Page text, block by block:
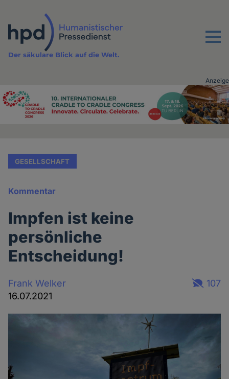
Inhalt
Menu
Der säkulare Blick auf die Welt.
Advertising
Anzeige
GESELLSCHAFT
Kommentar
Impfen ist keine
persönliche
Entscheidung!
Frank Welker
16.07.2021
107